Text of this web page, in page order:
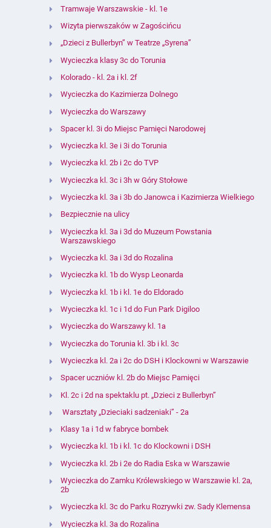
Tramwaje Warszawskie - kl. 1e
Wizyta pierwszaków w Zagościńcu
„Dzieci z Bullerbyn” w Teatrze „Syrena”
Wycieczka klasy 3c do Torunia
Kolorado - kl. 2a i kl. 2f
Wycieczka do Kazimierza Dolnego
Wycieczka do Warszawy
Spacer kl. 3i do Miejsc Pamięci Narodowej
Wycieczka kl. 3e i 3i do Torunia
Wycieczka kl. 2b i 2c do TVP
Wycieczka kl. 3c i 3h w Góry Stołowe
Wycieczka kl. 3a i 3b do Janowca i Kazimierza Wielkiego
Bezpiecznie na ulicy
Wycieczka kl. 3a i 3d do Muzeum Powstania
Warszawskiego
Wycieczka kl. 3a i 3d do Rozalina
Wycieczka kl. 1b do Wysp Leonarda
Wycieczka kl. 1b i kl. 1e do Eldorado
Wycieczka kl. 1c i 1d do Fun Park Digiloo
Wycieczka do Warszawy kl. 1a
Wycieczka do Torunia kl. 3b i kl. 3c
Wycieczka kl. 2a i 2c do DSH i Klockowni w Warszawie
Spacer uczniów kl. 2b do Miejsc Pamięci
Kl. 2c i 2d na spektaklu pt. „Dzieci z Bullerbyn”
Warsztaty „Dzieciaki sadzeniaki” - 2a
Klasy 1a i 1d w fabryce bombek
Wycieczka kl. 1b i kl. 1c do Klockowni i DSH
Wycieczka kl. 2b i 2e do Radia Eska w Warszawie
Wycieczka do Zamku Królewskiego w Warszawie kl. 2a,
2b
Wycieczka kl. 3c do Parku Rozrywki zw. Sady Klemensa
Wycieczka kl. 3a do Rozalina